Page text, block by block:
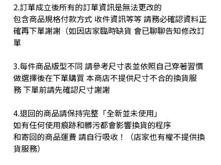
2.訂單成立後所有的訂單資訊是無法更改的
包含商品規格付款方式 收件資訊等等 請務必確認資料正
確再下單謝謝（如因店家臨時缺貨 會已聊聊告知修改訂
單
3.每件商品版型不同 請參考尺寸表並依照自己穿著習慣
做選擇後在下單購買 本商店不提供尺寸不合的換貨服
務 下單前請先確認尺寸謝謝
4.退回的商品請保持完整「全新並未使用」
如有任何使用痕跡和髒污都會影響換貨的程序
和寄回的商品運費 請自行吸收！（店家也有權不提供換
貨服務）